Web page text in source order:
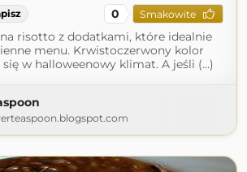
0 Smakowite
risotto z dodatkami, które idealnie
menu. Krwistoczerwony kolor
w halloweenowy klimat. A jeśli (...)